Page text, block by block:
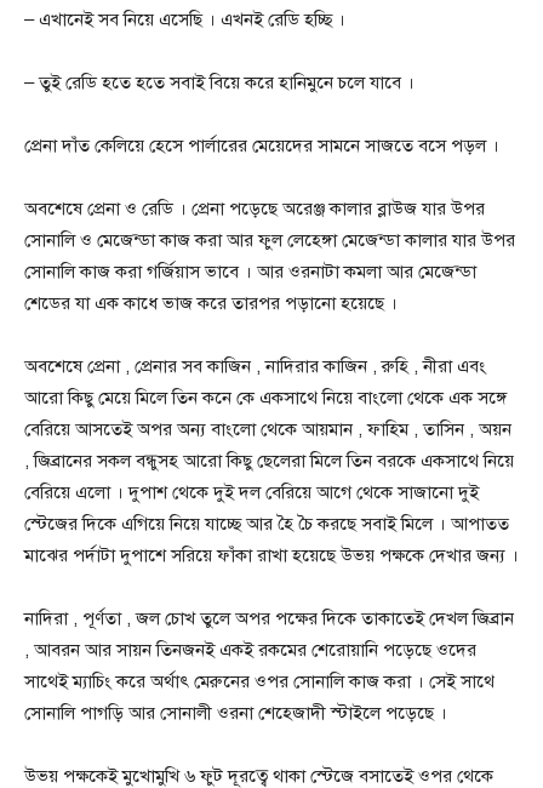
– এখানেই সব নিয়ে এসেছি । এখন‌ই রেডি হচ্ছি ।
– তুই রেডি হতে হতে সবাই বিয়ে করে হানিমুনে চলে যাবে ।
প্রেনা দাঁত কেলিয়ে হেসে পার্লারের মেয়েদের সামনে সাজতে বসে পড়ল ।
অবশেষে প্রেনা ও রেডি । প্রেনা পড়েছে অরেঞ্জ কালার ব্লাউজ যার উপর
সোনালি ও মেজেন্ডা কাজ করা আর ফুল লেহেঙ্গা মেজেন্ডা কালার যার উপর
সোনালি কাজ করা গর্জিয়াস ভাবে । আর ওরনাটা কমলা আর মেজেন্ডা
শেডের যা এক কাধে ভাজ করে তারপর পড়ানো হয়েছে ।
অবশেষে প্রেনা , প্রেনার সব কাজিন , নাদিরার কাজিন , রুহি , নীরা এবং
আরো কিছু মেয়ে মিলে তিন কনে কে একসাথে নিয়ে বাংলো থেকে এক সঙ্গে
বেরিয়ে আসতেই অপর অন্য বাংলো থেকে আয়মান , ফাহিম , তাসিন , অয়ন
, জিব্রানের সকল বন্ধুসহ আরো কিছু ছেলেরা মিলে তিন বরকে একসাথে নিয়ে
বেরিয়ে এলো । দুপাশ থেকে দুই দল বেরিয়ে আগে থেকে সাজানো দুই
স্টেজের দিকে এগিয়ে নিয়ে যাচ্ছে আর হৈ চৈ করছে সবাই মিলে । আপাতত
মাঝের পর্দাটা দুপাশে সরিয়ে ফাঁকা রাখা হয়েছে উভয় পক্ষকে দেখার জন্য ।
নাদিরা , পূর্ণতা , জল চোখ তুলে অপর পক্ষের দিকে তাকাতেই দেখল জিব্রান
, আবরন আর সায়ন তিনজন‌ই এক‌ই রকমের শেরোয়ানি পড়েছে ওদের
সাথেই ম্যাচিং করে অর্থাৎ মেরুনের ওপর সোনালি কাজ করা । সেই সাথে
সোনালি পাগড়ি আর সোনালী ওরনা শেহেজাদী স্টাইলে পড়েছে ।
উভয় পক্ষ‌কেই মুখোমুখি ৬ ফুট দূরত্বে থাকা স্টেজে বসাতেই ওপর থেকে